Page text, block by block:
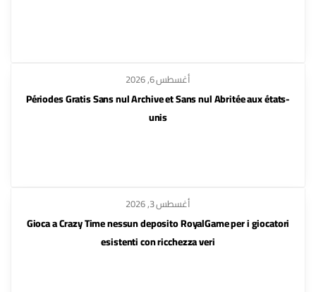
أغسطس 6, 2026
Périodes Gratis Sans nul Archive et Sans nul Abritée aux états-
unis
أغسطس 3, 2026
Gioca a Crazy Time nessun deposito RoyalGame per i giocatori
esistenti con ricchezza veri